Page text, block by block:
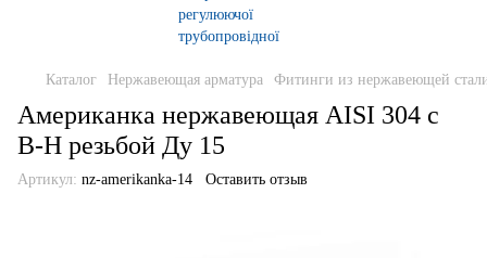
Каталог Нержавеющая арматура Фитинги из нержавеющей
Американка нержавеющая AISI 304 с
В-Н резьбой Ду 15
Артикул: nz-amerikanka-14 Оставить отзыв